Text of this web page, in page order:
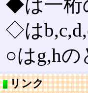
◆は一桁
◇は
○はg,hの
リンク